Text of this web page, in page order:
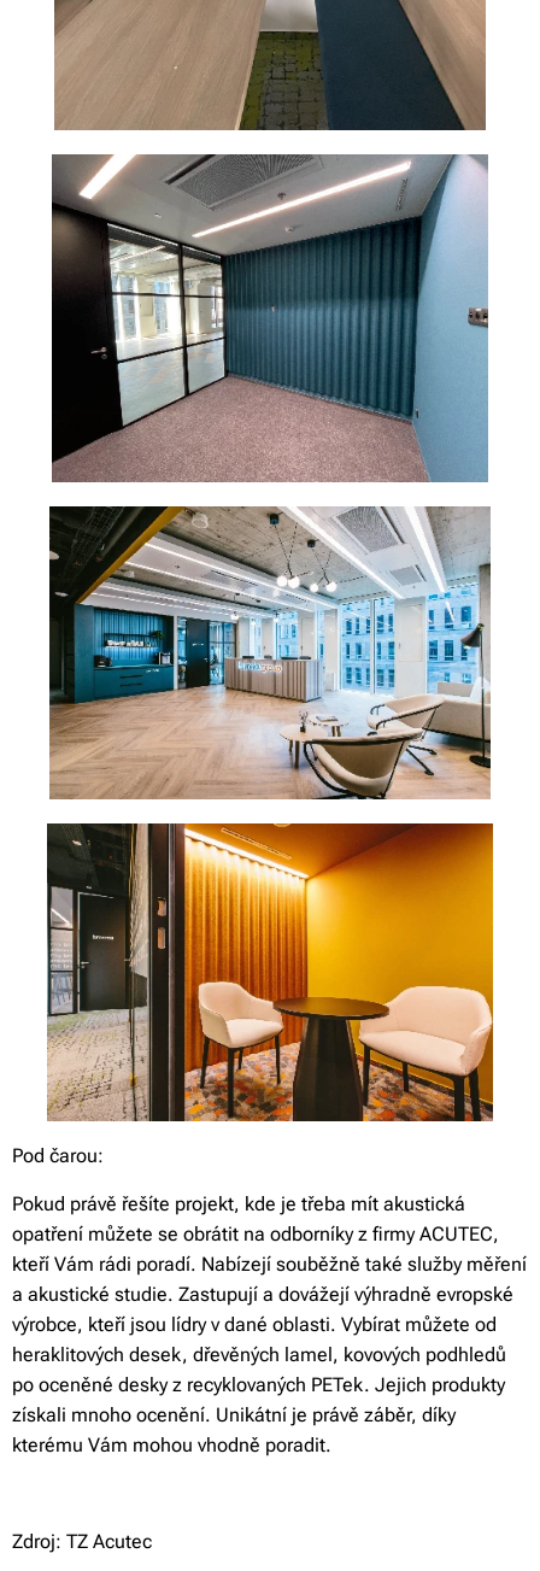
Pod čarou:
Pokud právě řešíte projekt, kde je třeba mít akustická
opatření můžete se obrátit na odborníky z firmy ACUTEC,
kteří Vám rádi poradí. Nabízejí souběžně také služby měření
a akustické studie. Zastupují a dovážejí výhradně evropské
výrobce, kteří jsou lídry v dané oblasti. Vybírat můžete od
heraklitových desek, dřevěných lamel, kovových podhledů
po oceněné desky z recyklovaných PETek. Jejich produkty
získali mnoho ocenění. Unikátní je právě záběr, díky
kterému Vám mohou vhodně poradit.
Zdroj: TZ Acutec